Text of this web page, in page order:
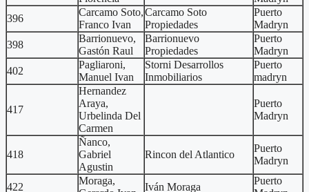
396
Carcamo Soto,
Franco Ivan
Carcamo Soto
Propiedades
Puerto
Madryn
398
Barrionuevo,
Gastón Raul
Barrionuevo
Propiedades
Puerto
Madryn
402
Pagliaroni,
Manuel Ivan
Storni Desarrollos
Inmobiliarios
Puerto
madryn
417
Hernandez
Araya,
Urbelinda Del
Carmen
Puerto
Madryn
418
Ñanco,
Gabriel
Agustin
Rincon del Atlantico
Puerto
Madryn
422
Moraga,
Iván Moraga
Puerto